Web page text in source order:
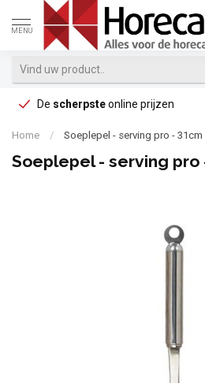
MENU
De scherpsteonline prijzen
Home / Soeplepel - serving pro - 31cm
Soeplepel - serving pro